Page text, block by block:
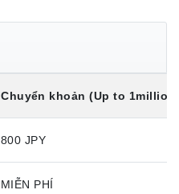
Chuyển khoản (Up to 1million
800 JPY
MIỄN PHÍ